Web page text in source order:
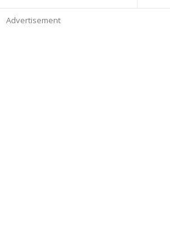
Advertisement